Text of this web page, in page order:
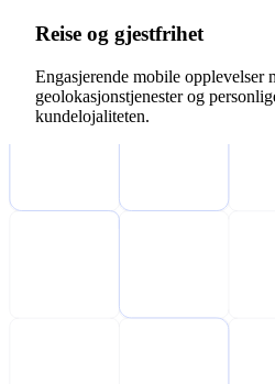
Reise og gjestfrihet
Engasjerende mobile opplevelser
geolokasjonstjenester og
kundelojaliteten.